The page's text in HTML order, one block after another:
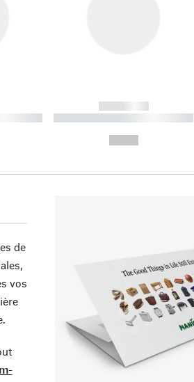
------------
----------- ----------- ----------
de
vos